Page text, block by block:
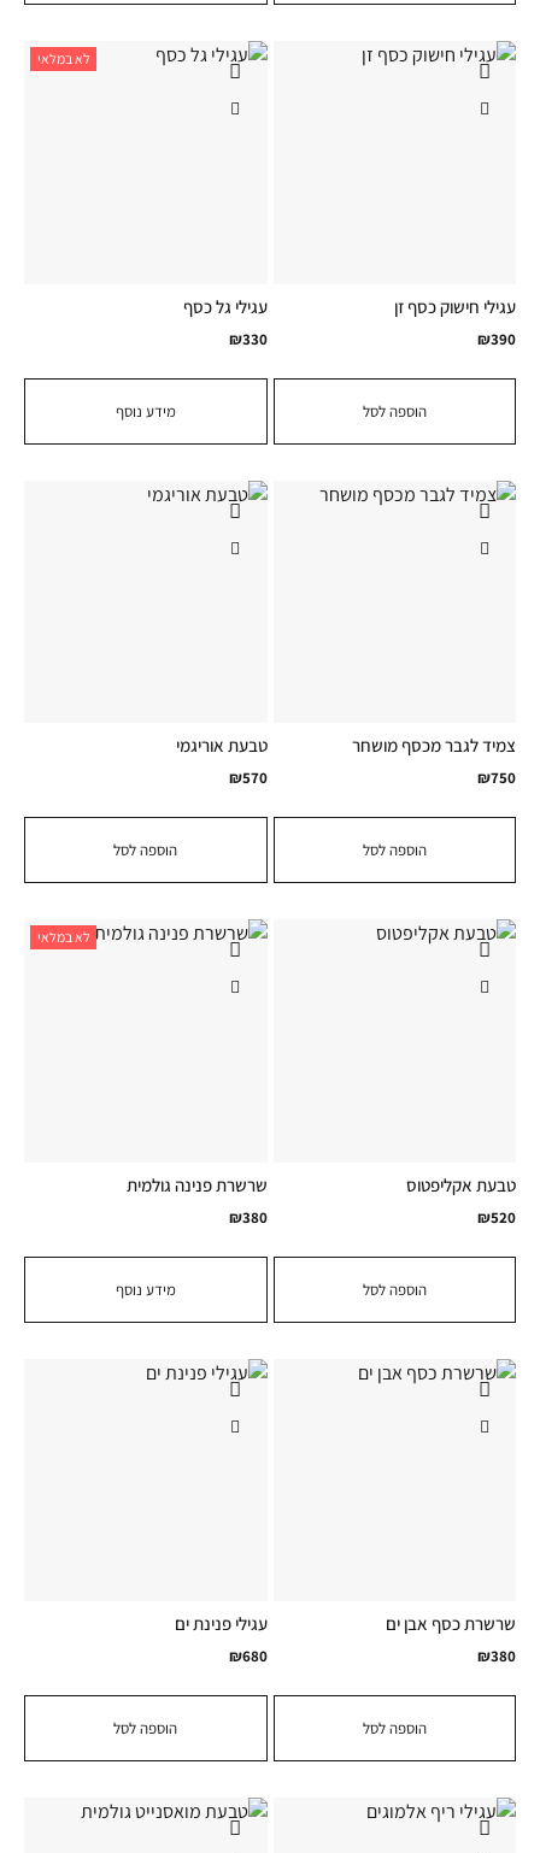
הוספה לסל
עגילי חישוק כסף זן
₪390
לא במלאי
מידע נוסף
עגילי גל כסף
₪330
הוספה לסל
צמיד לגבר מכסף מושחר
₪750
הוספה לסל
טבעת אוריגמי
₪570
הוספה לסל
טבעת אקליפטוס
₪520
לא במלאי
מידע נוסף
שרשרת פנינה גולמית
₪380
הוספה לסל
שרשרת כסף אבן ים
₪380
הוספה לסל
עגילי פנינת ים
₪680